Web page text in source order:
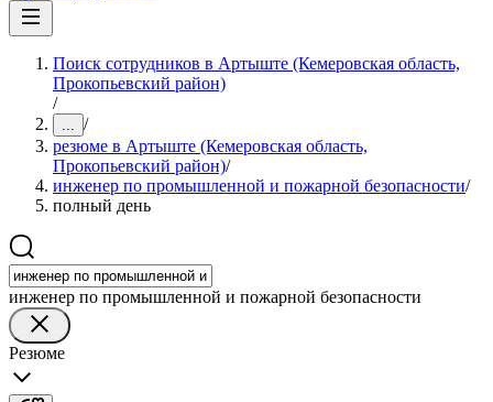
Поиск сотрудников в Артыште (Кемеровская область,
Прокопьевский район)
/
... /
резюме в Артыште (Кемеровская область,
Прокопьевский район)/
инженер по промышленной и пожарной безопасности/
полный день
инженер по промышленной и пожарной безопасности
Резюме